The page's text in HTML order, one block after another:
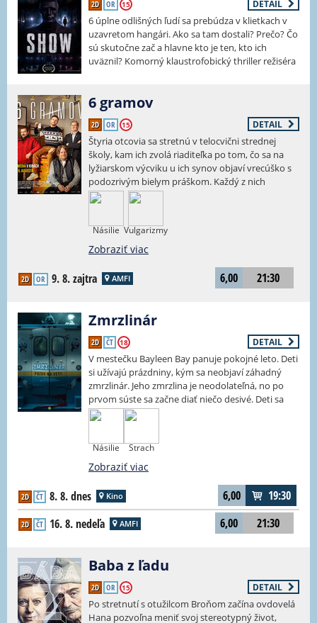
2D OR 15 DETAIL
6 úplne odlišných ľudí sa prebúdza v klietkach v
uzavretom hangári. Ako sa tam dostali? Prečo? Čo
sú skutočne zač a hlavne kto je ten, kto ich
uväznil? Komorný klaustrofobický thriller režiséra
zvratov.
Zobraziť viac
6 gramov
2D OR 15 DETAIL
Štyria otcovia sa stretnú v telocvični strednej
školy, kam ich zvolá riaditeľka po tom, čo sa na
lyžiarskom výcviku u ich synov objaví vrecúško s
podozrivým bielym práškom. Každý z nich
prichádza s inými výhovorkami a presvedčením,
miesto pre svoju milenku, a má podozrenie, že
celá situácia je súčasťou kampane proti nej. Zo
obvinení a čoraz absurdnejších situácií. Jedno
popoludnie, ktoré sa úplne vymkne spod kontroly
Násilie Vulgarizmy
Zobraziť viac
2D OR 9. 8. zajtra AMFI 6,00 21:30
Zmrzlinár
2D ČT 18 DETAIL
V mestečku Bayleen Bay panuje pokojné leto. Deti
si užívajú prázdniny, kým sa neobjaví záhadný
zmrzlinár. Jeho zmrzlina je neodolateľná, no po
prvom súste sa začne diať niečo desivé. Deti sa
menia na agresívne a nebezpečné bytosti a celé
Hostel a Deň vďakyvzdania. Originálny príbeh
inšpirovaný legendou o Krysařovi premieňa jeden
moru. Čaká vás mrazivá atmosféra, čierny humor
a poriadna dávka napätia.
Násilie Strach
Zobraziť viac
2D ČT 8. 8. dnes Kino 6,00 19:30
2D ČT 16. 8. nedeľa AMFI 6,00 21:30
Baba z ľadu
2D OR 15 DETAIL
Po stretnutí s otužilcom Broňom začína ovdovelá
Hana pozvoľna meniť svoj stereotypný život,